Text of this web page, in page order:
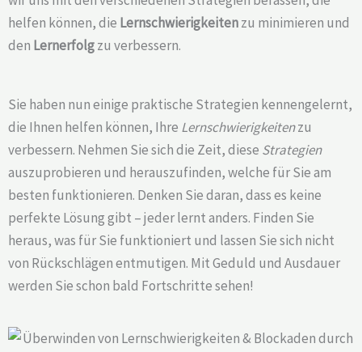
helfen können, die Lernschwierigkeitenzu minimieren und
den Lernerfolgzu verbessern.
Sie haben nun einige praktische Strategien kennengelernt,
die Ihnen helfen können, Ihre Lernschwierigkeitenzu
verbessern. Nehmen Sie sich die Zeit, diese Strategien
auszuprobieren und herauszufinden, welche für Sie am
besten funktionieren. Denken Sie daran, dass es keine
perfekte Lösung gibt – jeder lernt anders. Finden Sie
heraus, was für Sie funktioniert und lassen Sie sich nicht
von Rückschlägen entmutigen. Mit Geduld und Ausdauer
werden Sie schon bald Fortschritte sehen!